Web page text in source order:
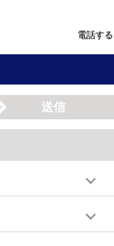
電話する
送信